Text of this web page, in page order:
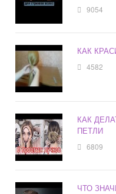
9054
КАК
4582
КАК
ПЕТЛИ
6809
ЧТО